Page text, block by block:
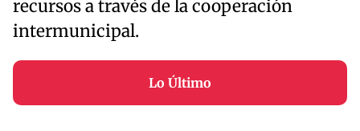
recursos a través de la cooperación
intermunicipal.
Lo Último